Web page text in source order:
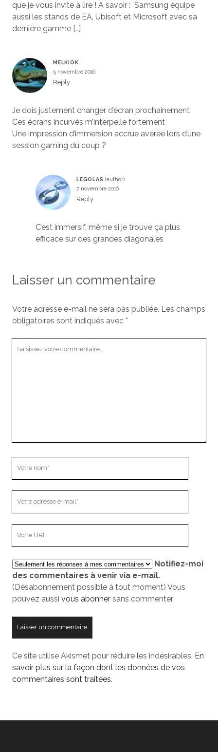
que je vous invite à lire ! A savoir : Samsung équipe
aussi les stands de EA, Ubisoft et Microsoft avec sa
dernière gamme […]
MELKIOK
5 novembre 2016
Reply
Je dois justement changer d’écran prochainement
Ces écrans incurvés m’interpelle fortement
Une impression d’immersion accrue avérée lors d’une
session gaming du coup ?
LEGOLAS
7 novembre 2016
Reply
C’est immersif, même si je trouve ça plus
efficace sur des grandes diagonales
Laisser un commentaire
Votre adresse e-mail ne sera pas publiée. Les champs
obligatoires sont indiqués avec *
mail
votre
site
Notifiez-moi
des commentaires à venir via e-mail.
(Désabonnement possible à tout moment) Vous
pouvez aussi vous abonnersans commenter.
Ce site utilise Akismet pour réduire les indésirables. En
savoir plus sur la façon dont les données de vos
commentaires sont traitées.